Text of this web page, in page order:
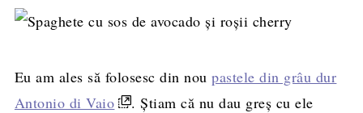
Eu am ales să folosesc din noupastele din grâu dur
Antonio di Vaio
. Ştiam că nu dau greş cu ele